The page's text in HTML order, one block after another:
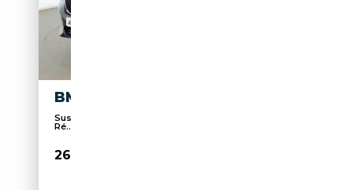
BMW X4 XDRIVE 20DA
Suspension sport, 4x4, Verrouillage centralisé,
Ré...
26 190€